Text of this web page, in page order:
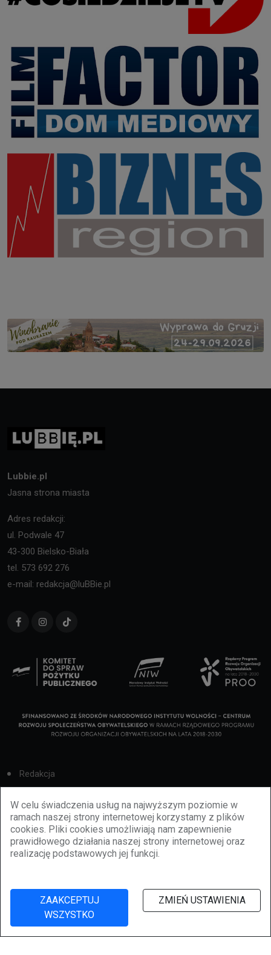
W celu świadczenia usług na najwyższym poziomie w
ramach naszej strony internetowej korzystamy z plików
cookies. Pliki cookies umożliwiają nam zapewnienie
prawidłowego działania naszej strony internetowej oraz
realizację podstawowych jej funkcji.
ZAAKCEPTUJ
WSZYSTKO
ZMIEŃ USTAWIENIA
Lubbie.pl
Jasna strona miasta
Adres redakcji:
ul. Podwale 47
43-300 Bielsko-Biała
tel. 573 692 276
e-mail: redakcja@luBBie.pl
Redakcja
Cookies
Reklama
BBiletomania